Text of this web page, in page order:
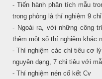
- Tiến hành phân tích mẫu
trong phòng là thí nghiệm 9
- Ngoài ra, với những công
thêm một số thí nghiệm khác
- Thí nghiệm các chỉ tiêu cơ
nguyên dạng, 7 chỉ tiêu với
- Thí nghiệm nén cố kết Cv